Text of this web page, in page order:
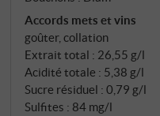
Accords mets et vins
goûter, collation
Extrait total : 26,55 g/l
Acidité totale : 5,38 g/l
Sucre résiduel : 0,79 g/l
Sulfites : 84 mg/l